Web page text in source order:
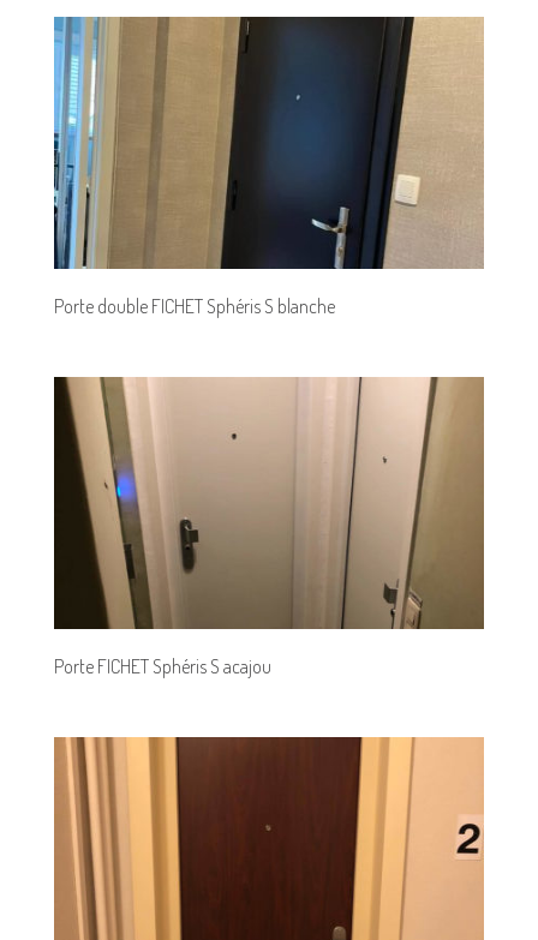
Porte double FICHET Sphéris S blanche
Porte FICHET Sphéris S acajou